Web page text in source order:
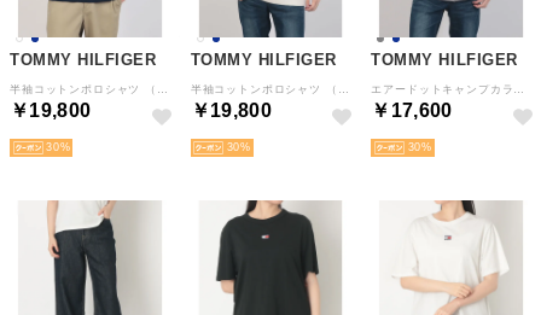
TOMMY HILFIGER
￥19,800
30
TOMMY HILFIGER
￥19,800
30
TOMMY HILFIGER
￥17,600
30